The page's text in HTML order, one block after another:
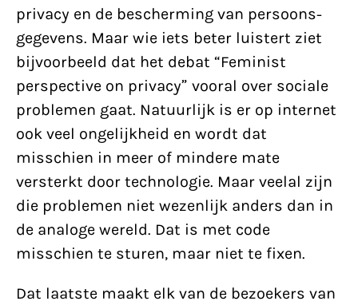
privacy en de bescherming van persoons­
gegevens. Maar wie iets beter luistert ziet
bijvoorbeeld dat het debat “Feminist
perspective on privacy” vooral over sociale
problemen gaat. Natuurlijk is er op internet
ook veel ongelijkheid en wordt dat
misschien in meer of mindere mate
versterkt door technologie. Maar veelal zijn
die problemen niet wezenlijk anders dan in
de analoge wereld. Dat is met code
misschien te sturen, maar niet te fixen.
Dat laatste maakt elk van de bezoekers van